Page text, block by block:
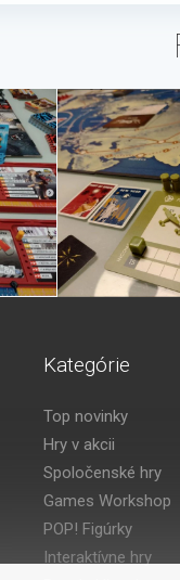
Kategórie
Top novinky
Hry v akcii
Spoločenské hry
Games Workshop
POP! Figúrky
Interaktívne hry